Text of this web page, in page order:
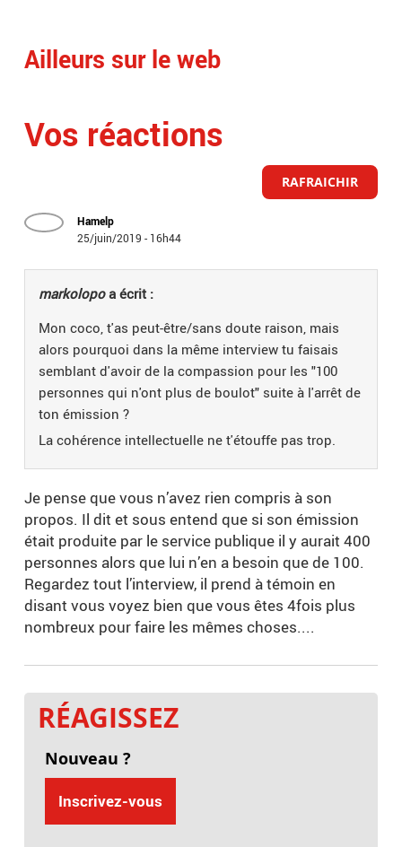
Ailleurs sur le web
Vos réactions
RAFRAICHIR
Hamelp
25/juin/2019 - 16h44
markolopoa écrit :
Mon coco, t'as peut-être/sans doute raison, mais
alors pourquoi dans la même interview tu faisais
semblant d'avoir de la compassion pour les "100
personnes qui n'ont plus de boulot" suite à l'arrêt de
ton émission ?
La cohérence intellectuelle ne t'étouffe pas trop.
Je pense que vous n’avez rien compris à son
propos. Il dit et sous entend que si son émission
était produite par le service publique il y aurait 400
personnes alors que lui n’en a besoin que de 100.
Regardez tout l’interview, il prend à témoin en
disant vous voyez bien que vous êtes 4fois plus
nombreux pour faire les mêmes choses....
RÉAGISSEZ
Nouveau ?
Inscrivez-vous